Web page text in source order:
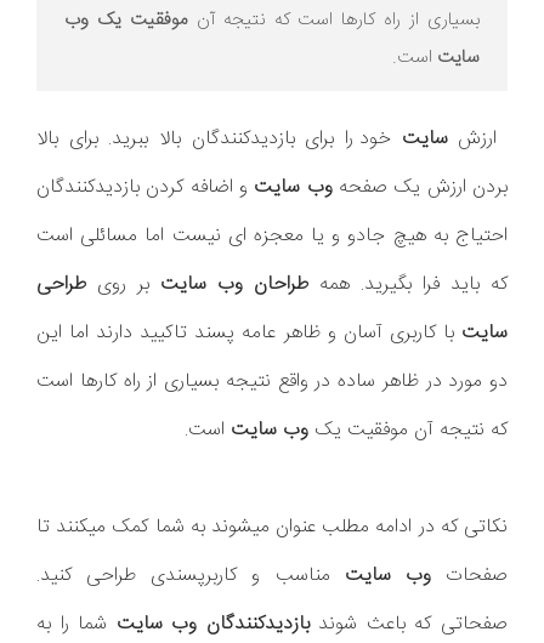
بسیاری از راه کارها است که نتیجه آنموفقیت یک وب
سایت است.
ارزشسایت خود را برای بازدیدکنندگان بالا ببرید. برای بالا
بردن ارزش یک صفحهوب سایت و اضافه کردن بازدیدکنندگان
احتیاج به هیچ جادو و یا معجزه ای نیست اما مسائلی است
که باید فرا بگیرید. همه طراحان وب سایت بر روی طراحی
سایت با کاربری آسان و ظاهر عامه پسند تاکیید دارند اما این
دو مورد در ظاهر ساده در واقع نتیجه بسیاری از راه کارها است
که نتیجه آن موفقیت یک وب سایت است.
نکاتی که در ادامه مطلب عنوان میشوند به شما کمک میکنند تا
صفحات وب سایت مناسب و کاربرپسندی طراحی کنید.
صفحاتی که باعث شوند بازدیدکنندگان وب سایت شما را به